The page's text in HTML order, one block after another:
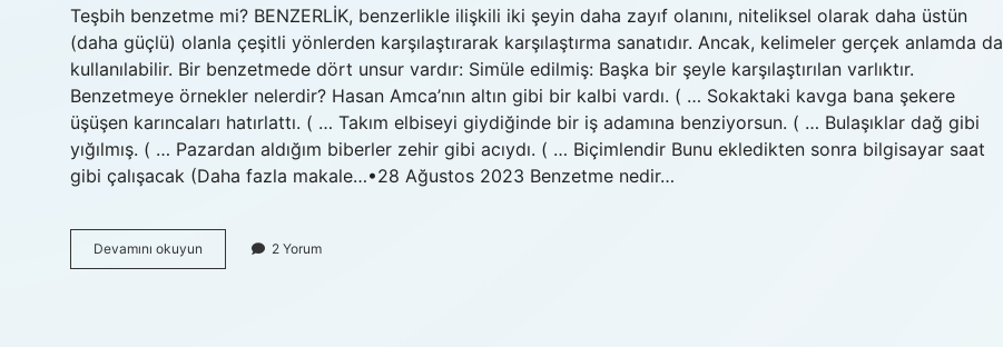
Teşbih benzetme mi? BENZERLİK, benzerlikle ilişkili iki şeyin daha zayıf olanını, niteliksel olarak daha üstün
(daha güçlü) olanla çeşitli yönlerden karşılaştırarak karşılaştırma sanatıdır. Ancak, kelimeler gerçek anlamda da
kullanılabilir. Bir benzetmede dört unsur vardır: Simüle edilmiş: Başka bir şeyle karşılaştırılan varlıktır.
Benzetmeye örnekler nelerdir? Hasan Amca’nın altın gibi bir kalbi vardı. ( … Sokaktaki kavga bana şekere
üşüşen karıncaları hatırlattı. ( … Takım elbiseyi giydiğinde bir iş adamına benziyorsun. ( … Bulaşıklar dağ gibi
yığılmış. ( … Pazardan aldığım biberler zehir gibi acıydı. ( … Biçimlendir Bunu ekledikten sonra bilgisayar saat
gibi çalışacak (Daha fazla makale…•28 Ağustos 2023 Benzetme nedir…
Devamını okuyun
Benzetme
2 Yorum